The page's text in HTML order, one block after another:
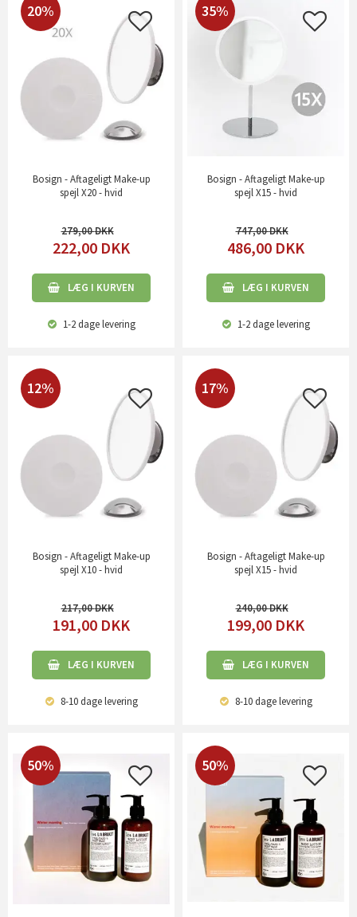
20%
Bosign - Aftageligt Make-up
spejl X20 - hvid
279,00
222,00 DKK
LÆG I KURVEN
1-2 dagelevering
35%
Bosign - Aftageligt Make-up
spejl X15 - hvid
747,00
486,00 DKK
LÆG I KURVEN
1-2 dagelevering
12%
Bosign - Aftageligt Make-up
spejl X10 - hvid
217,00
191,00 DKK
LÆG I KURVEN
8-10 dagelevering
17%
Bosign - Aftageligt Make-up
spejl X15 - hvid
240,00
199,00 DKK
LÆG I KURVEN
8-10 dagelevering
50% 50%